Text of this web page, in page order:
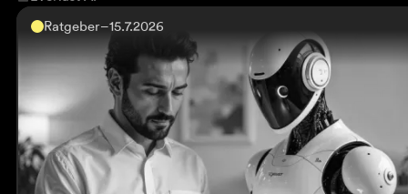
Ratgeber–15.7.2026